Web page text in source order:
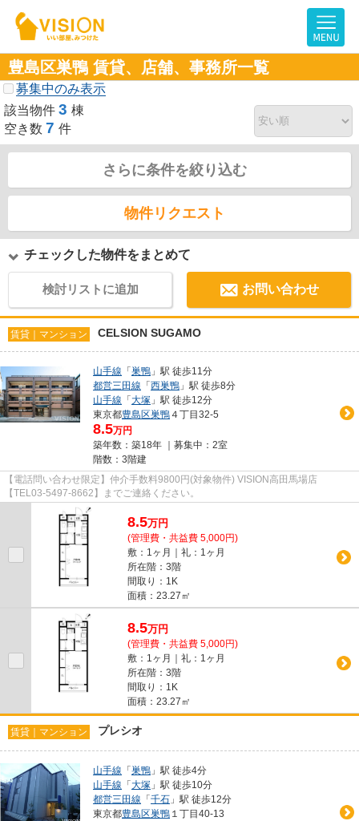
豊島区巣鴨 賃貸、店舗、事務所一覧
募集中のみ表示
該当物件 3 棟
空き数 7 件
さらに条件を絞り込む
物件リクエスト
チェックした物件をまとめて
検討リストに追加 お問い合わせ
賃貸｜マンション CELSION SUGAMO
山手線 「巣鴨 」駅 徒歩11分
都営三田線 「西巣鴨 」駅 徒歩8分
山手線 「大塚 」駅 徒歩12分
東京都豊島区巣鴨４丁目32-5
8.5万円
築年数：築18年 ｜募集中： 2室
階数：3階建
【電話問い合わせ限定】仲介手数料9800円(対象物件) VISION高田馬場店
【TEL03-5497-8662】までご連絡ください。
8.5万円
(管理費・共益費 5,000円)
敷：1ヶ月｜礼：1ヶ月
所在階：3階
間取り：1K
面積：23.27㎡
8.5万円
(管理費・共益費 5,000円)
敷：1ヶ月｜礼：1ヶ月
所在階：3階
間取り：1K
面積：23.27㎡
賃貸｜マンション プレシオ
山手線 「巣鴨 」駅 徒歩4分
山手線 「大塚 」駅 徒歩10分
都営三田線 「千石 」駅 徒歩12分
東京都豊島区巣鴨 １丁目40-13